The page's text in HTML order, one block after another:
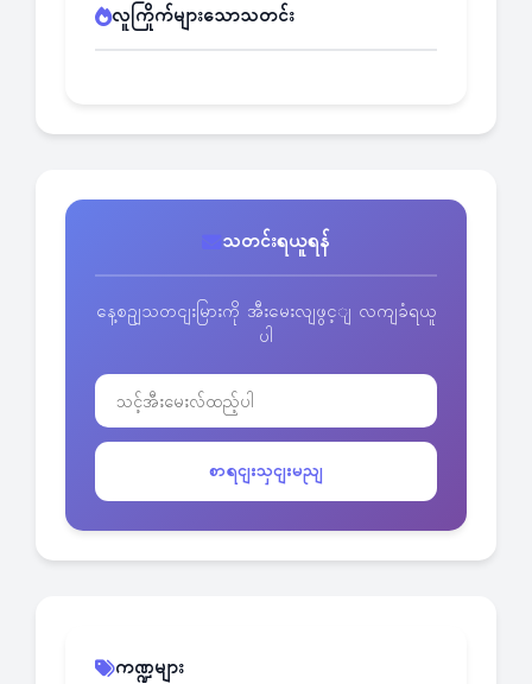
လူကြိုက်များသောသတင်း
သတင်းရယူရန်
နေ့စဥျသတငျးမြားကို အီးမေးလျဖွင့ျ လကျခံရယူ
ပါ
စာရငျးသှငျးမညျ
ကဏ္ဍများ